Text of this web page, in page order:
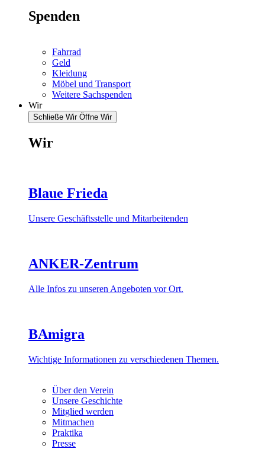
Spenden
Fahrrad
Geld
Kleidung
Möbel und Transport
Weitere Sachspenden
Wir
Schließe Wir Öffne Wir
Wir
Blaue Frieda
Unsere Geschäftsstelle und Mitarbeitenden
ANKER-Zentrum
Alle Infos zu unseren Angeboten vor Ort.
BAmigra
Wichtige Informationen zu verschiedenen Themen.
Über den Verein
Unsere Geschichte
Mitglied werden
Mitmachen
Praktika
Presse